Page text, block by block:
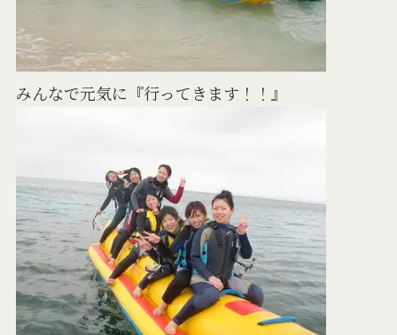
みんなで元気に『行ってきます！！』